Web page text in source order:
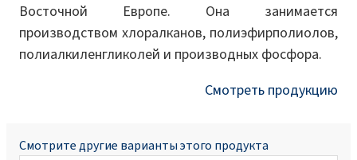
Восточной Европе. Она занимается
производством хлоралканов, полиэфирполиолов,
полиалкиленгликолей и производных фосфора.
Смотреть продукцию
Смотрите другие варианты этого продукта